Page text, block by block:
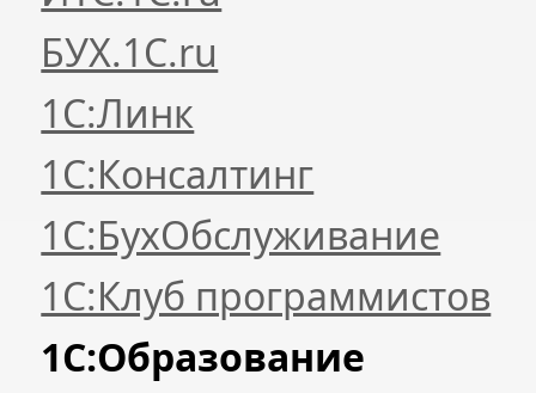
БУХ.1С.ru
1С:Линк
1С:Консалтинг
1С:БухОбслуживание
1С:Клуб программистов
1С:Образование